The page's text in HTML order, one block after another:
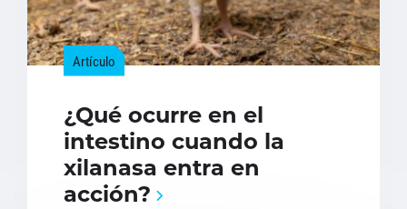
Artículo
¿Qué ocurre en el
intestino cuando la
xilanasa entra en
acción?